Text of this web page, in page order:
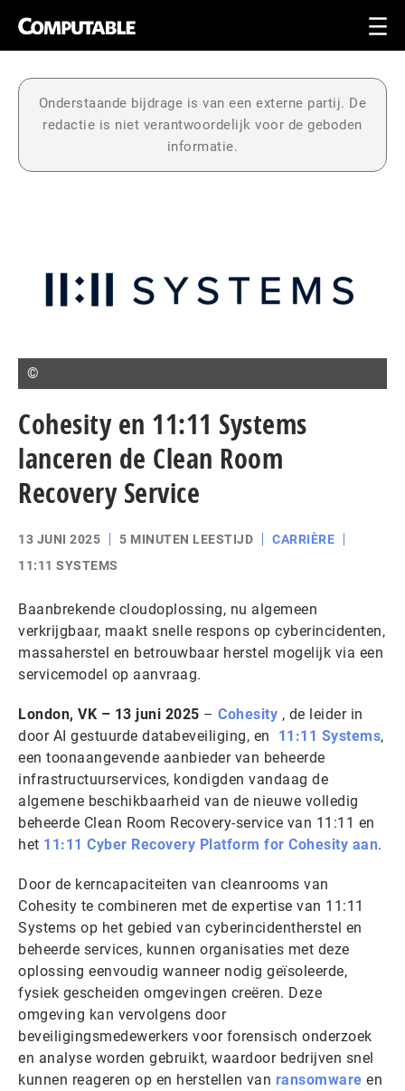
Onderstaande bijdrage is van een externe partij. De
redactie is niet verantwoordelijk voor de geboden
informatie.
©
Cohesity en 11:11 Systems
lanceren de Clean Room
Recovery Service
13 JUNI 2025 5 MINUTEN LEESTIJD
CARRIÈRE
11:11 SYSTEMS
Baanbrekende cloudoplossing, nu algemeen
verkrijgbaar, maakt snelle respons op cyberincidenten,
massaherstel en betrouwbaar herstel mogelijk via een
servicemodel op aanvraag.
London, VK – 13 juni 2025 – Cohesity , de leider in
door AI gestuurde databeveiliging, en 11:11 Systems,
een toonaangevende aanbieder van beheerde
infrastructuurservices, kondigden vandaag de
algemene beschikbaarheid van de nieuwe volledig
beheerde Clean Room Recovery-service van 11:11 en
het 11:11 Cyber Recovery Platform for Cohesity aan.
Door de kerncapaciteiten van cleanrooms van
Cohesity te combineren met de expertise van 11:11
Systems op het gebied van cyberincidentherstel en
beheerde services, kunnen organisaties met deze
oplossing eenvoudig wanneer nodig geïsoleerde,
fysiek gescheiden omgevingen creëren. Deze
omgeving kan vervolgens door
beveiligingsmedewerkers voor forensisch onderzoek
en analyse worden gebruikt, waardoor bedrijven snel
kunnen reageren op en herstellen van ransomware en